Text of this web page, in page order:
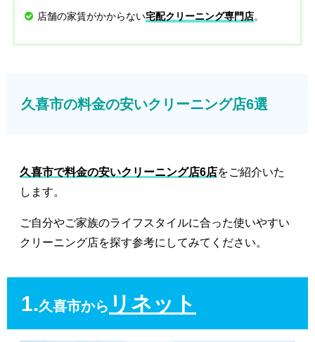
店舗の家賃がかからない宅配クリーニング専門店。
久喜市の料金の安いクリーニング店6選
久喜市で料金の安いクリーニング店6店をご紹介いた
します。
ご自分やご家族のライフスタイルに合った使いやすい
クリーニング店を探す参考にしてみてください。
1.久喜市から リネット